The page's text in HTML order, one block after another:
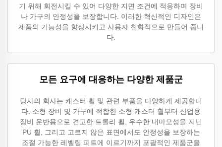
기 위해 회전시킬 수 있어 다양한 지면 조건에 적응하며 장비
나 가구의 안정성을 보장합니다. 이러한 혁신적인 디자인은
제품의 기능성을 향상시키고 사용자 친화적으로 만들어 줍니
다.
모든 요구에 대응하는 다양한 제품군
당사의 회사는 캐스터 휠 및 관련 부품을 다양하게 제공합니
다. 소형 장비 및 가구에 적합한 소형 캐스터 휠부터 산업용
장비 운반용으로 견고한 트롤리 휠, 우수한 내마모성을 지닌
PU 휠, 그리고 고르지 않은 표면에서도 안정성을 보장하는
조절 가능한 레벨링 피트에 이르기까지 포괄적인 제품군을